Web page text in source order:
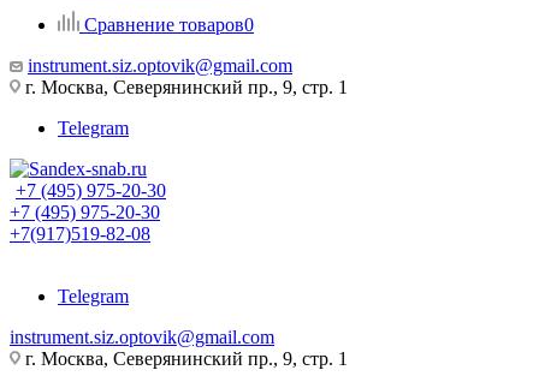
Сравнение товаров0
instrument.siz.optovik@gmail.com
г. Москва, Северянинский пр., 9, стр. 1
Telegram
+7 (495) 975-20-30
+7 (495) 975-20-30
+7(917)519-82-08
Telegram
instrument.siz.optovik@gmail.com
г. Москва, Северянинский пр., 9, стр. 1